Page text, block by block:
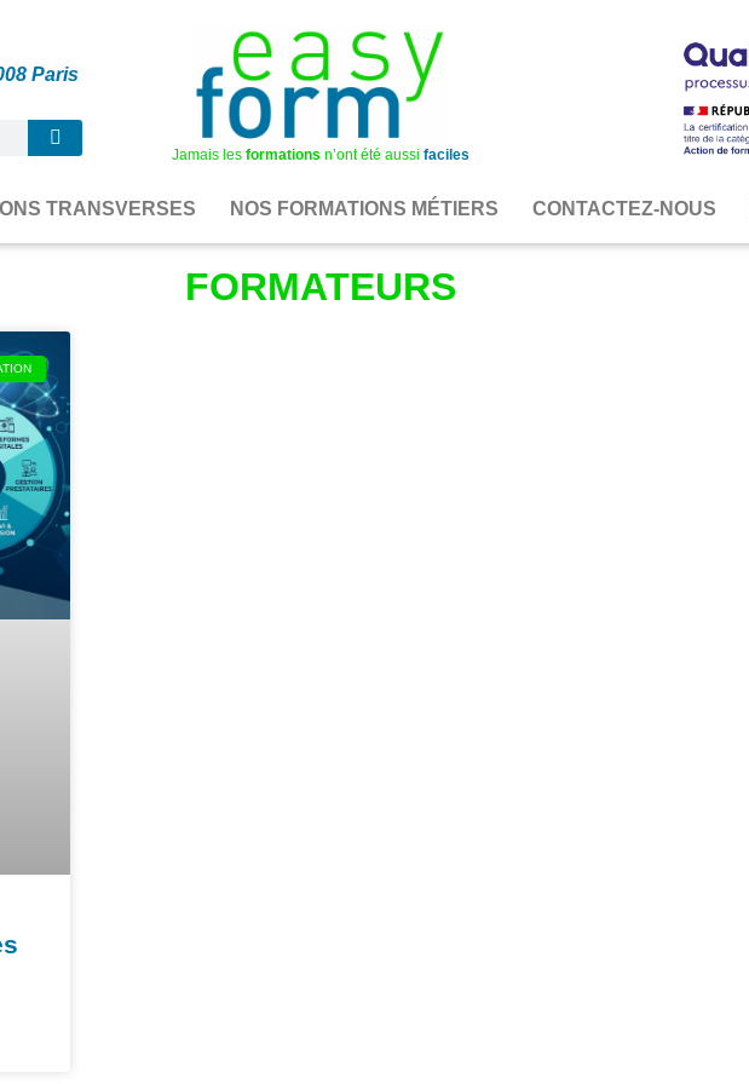
Paris
Jamais les formations n’ont été aussi faciles
TRANSVERSES NOS FORMATIONS MÉTIERS CONTACTEZ-NOUS
FORMATEURS